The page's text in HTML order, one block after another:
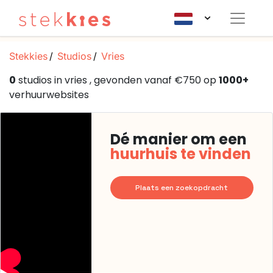
Stekkies Studios Vries
0 studios in vries , gevonden vanaf €750 op1000+
verhuurwebsites
Dé manier om een
huurhuis te vinden
Plaats een zoekopdracht